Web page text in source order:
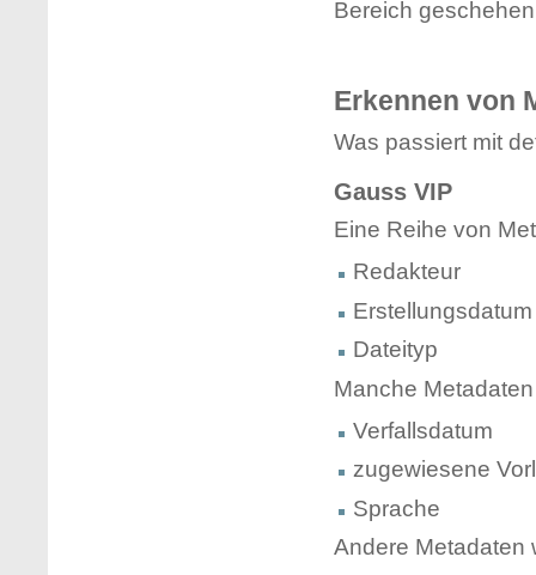
Bereich
Erkennen von
Was passiert mit
Gauss VIP
Eine Reihe von
Redakteur
Erstellungsdatum
Dateityp
Manche
Verfallsdatum
zugewiesene
Sprache
Andere Metadaten